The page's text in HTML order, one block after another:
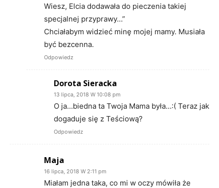
Wiesz, Elcia dodawała do pieczenia takiej
specjalnej przyprawy…”
Chciałabym widzieć minę mojej mamy. Musiała
być bezcenna.
Odpowiedz
Dorota Sieracka
13 lipca, 2018 W 10:08 pm
O ja…biedna ta Twoja Mama była…:( Teraz jak
dogaduje się z Teściową?
Odpowiedz
Maja
16 lipca, 2018 W 2:11 pm
Miałam jedna taka, co mi w oczy mówiła że